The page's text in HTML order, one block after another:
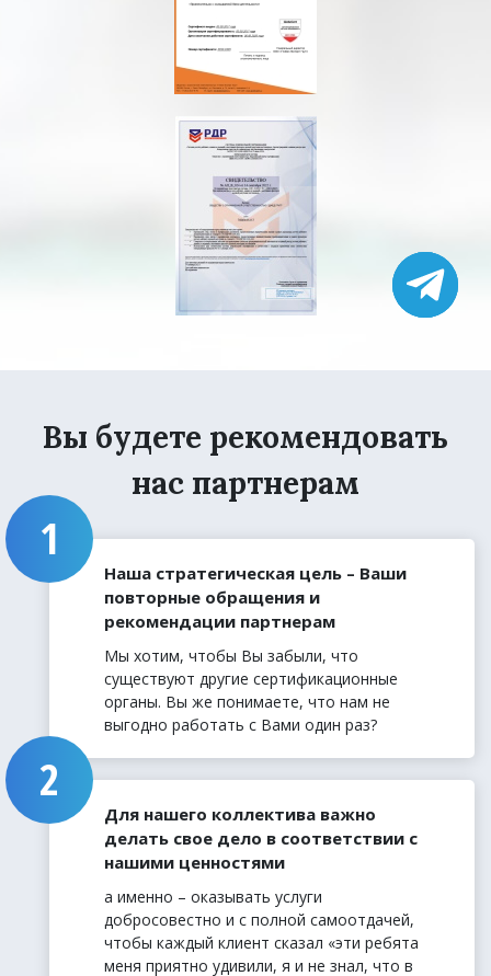
Вы будете рекомендовать
нас партнерам
Наша стратегическая цель – Ваши
повторные обращения и
рекомендации партнерам
Мы хотим, чтобы Вы забыли, что
существуют другие сертификационные
органы. Вы же понимаете, что нам не
выгодно работать с Вами один раз?
Для нашего коллектива важно
делать свое дело в соответствии с
нашими ценностями
а именно – оказывать услуги
добросовестно и с полной самоотдачей,
чтобы каждый клиент сказал «эти ребята
меня приятно удивили, я и не знал, что в